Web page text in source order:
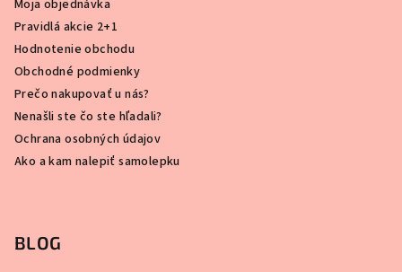
Moja objednávka
Pravidlá akcie 2+1
Hodnotenie obchodu
Obchodné podmienky
Prečo nakupovať u nás?
Nenašli ste čo ste hľadali?
Ochrana osobných údajov
Ako a kam nalepiť samolepku
BLOG